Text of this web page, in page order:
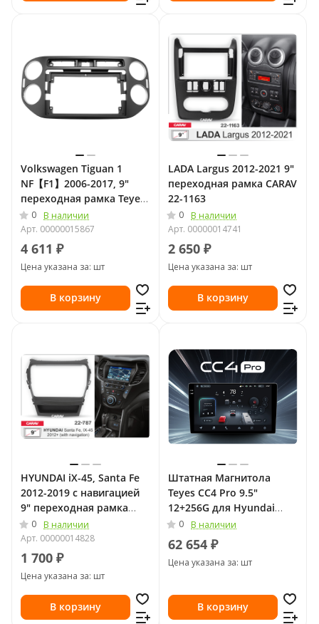
Volkswagen Tiguan 1
NF【F1】2006-2017, 9"
переходная рамка Teyes
1707
0
В наличии
Арт. 00000015867
4 611 ₽
Цена указана за: шт
В корзину
LADA Largus 2012-2021 9"
переходная рамка CARAV
22-1163
0
В наличии
Арт. 00000014741
2 650 ₽
Цена указана за: шт
В корзину
HYUNDAI iX-45, Santa Fe
2012-2019 с навигацией
9" переходная рамка
CARAV 22-787
0
В наличии
Арт. 00000014828
1 700 ₽
Цена указана за: шт
В корзину
Штатная Магнитола
Teyes CC4 Pro 9.5"
12+256G для Hyundai
Solaris II Рестайлинг 2020
- 2022
0 В наличии
62 654 ₽
Цена указана за: шт
В корзину